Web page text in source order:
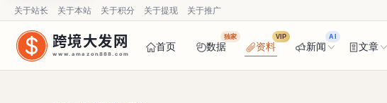
跨境大发网
www.amazon888.com
首页 数据
独家
资料
VIP
新闻
AI
文章
关于站长 关于本站 关于积分 关于提现 关于推广